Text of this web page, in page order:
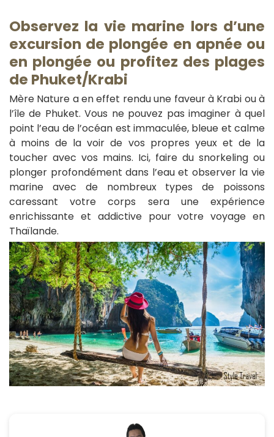
Observez la vie marine lors d’une
excursion de plongée en apnée ou
en plongée ou profitez des plages
de Phuket/Krabi
Mère Nature a en effet rendu une faveur à Krabi ou à
l’île de Phuket. Vous ne pouvez pas imaginer à quel
point l’eau de l’océan est immaculée, bleue et calme
à moins de la voir de vos propres yeux et de la
toucher avec vos mains. Ici, faire du snorkeling ou
plonger profondément dans l’eau et observer la vie
marine avec de nombreux types de poissons
caressant votre corps sera une expérience
enrichissante et addictive pour votre voyage en
Thaïlande.